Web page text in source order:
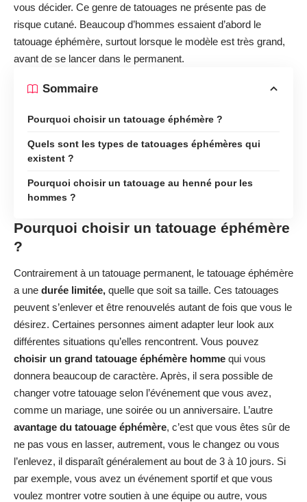
vous décider. Ce genre de tatouages ne présente pas de
risque cutané. Beaucoup d’hommes essaient d’abord le
tatouage éphémère, surtout lorsque le modèle est très grand,
avant de se lancer dans le permanent.
Sommaire
Pourquoi choisir un tatouage éphémère ?
Quels sont les types de tatouages éphémères qui
existent ?
Pourquoi choisir un tatouage au henné pour les
hommes ?
Pourquoi choisir un tatouage éphémère
?
Contrairement à un tatouage permanent, le tatouage éphémère
a une durée limitée, quelle que soit sa taille. Ces tatouages
peuvent s’enlever et être renouvelés autant de fois que vous le
désirez. Certaines personnes aiment adapter leur look aux
différentes situations qu’elles rencontrent. Vous pouvez
choisir un grand tatouage éphémère homme qui vous
donnera beaucoup de caractère. Après, il sera possible de
changer votre tatouage selon l’événement que vous avez,
comme un mariage, une soirée ou un anniversaire. L’autre
avantage du tatouage éphémère, c’est que vous êtes sûr de
ne pas vous en lasser, autrement, vous le changez ou vous
l’enlevez, il disparaît généralement au bout de 3 à 10 jours. Si
par exemple, vous avez un événement sportif et que vous
voulez montrer votre soutien à une équipe ou autre, vous